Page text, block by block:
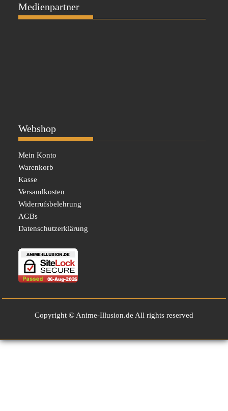
Medienpartner
Webshop
Mein Konto
Warenkorb
Kasse
Versandkosten
Widerrufsbelehrung
AGBs
Datenschutzerklärung
Copyright © Anime-Illusion.de All rights reserved